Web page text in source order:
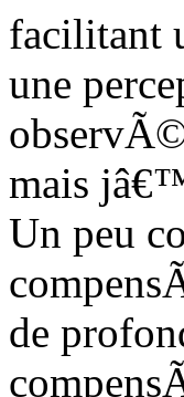
facilitant
une
mais
Un peu
de